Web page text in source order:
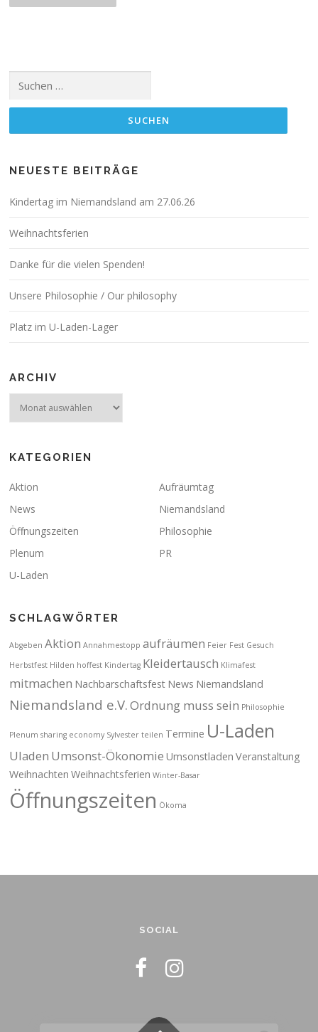
i
a
i
g
t
o
nach:
NEUESTE BEITRÄGE
Kindertag im Niemandsland am 27.06.26
Weihnachtsferien
Danke für die vielen Spenden!
Unsere Philosophie / Our philosophy
Platz im U-Laden-Lager
ARCHIV
KATEGORIEN
Aktion
Aufräumtag
News
Niemandsland
Öffnungszeiten
Philosophie
Plenum
PR
U-Laden
SCHLAGWÖRTER
Abgeben Aktion Annahmestopp aufräumen Feier Fest Gesuch
Herbstfest Hilden hoffest Kindertag Kleidertausch Klimafest
mitmachen Nachbarschaftsfest News Niemandsland
Niemandsland e.V.Ordnung muss sein Philosophie
Plenum sharing economy Sylvester teilen Termine U-Laden
Uladen Umsonst-Ökonomie Umsonstladen Veranstaltung
Weihnachten Weihnachtsferien Winter-Basar
Öffnungszeiten Ökoma
SOCIAL